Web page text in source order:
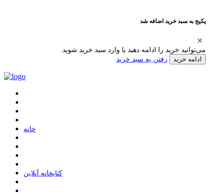
پکیج به سبد خرید اضافه شد
می‌توانید خرید را ادامه دهید یا وارد سبد خرید شوید.
ادامه خرید رفتن به سبد خرید
ﺧﺎﻧﻪ
ﮐﺘﺎﺑﺨﺎﻧﻪ ﺁﻧﻼﯾﻦ